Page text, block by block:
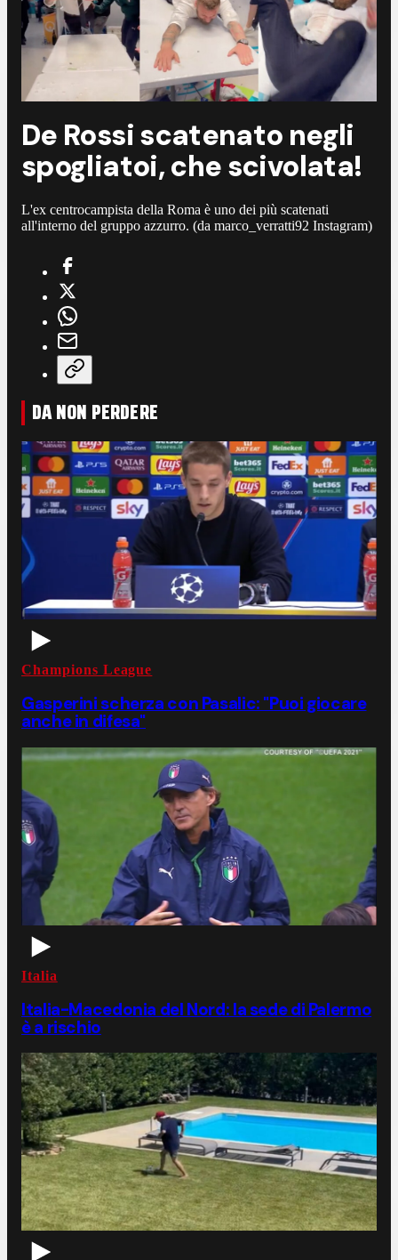
De Rossi scatenato negli
spogliatoi, che scivolata!
L'ex centrocampista della Roma è uno dei più scatenati
all'interno del gruppo azzurro. (da marco_verratti92 Instagram)
DA NON PERDERE
Champions League
Gasperini scherza con Pasalic: "Puoi giocare
anche in difesa"
Italia
Italia-Macedonia del Nord: la sede di Palermo
è a rischio